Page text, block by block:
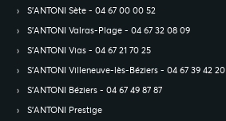
S’ANTONI Sète - 04 67 00 00 52
S’ANTONI Valras-Plage - 04 67 32 08 09
S’ANTONI Vias - 04 67 21 70 25
S’ANTONI Villeneuve-lès-Béziers - 04 67 39 42 20
S’ANTONI Béziers - 04 67 49 87 87
S’ANTONI Prestige